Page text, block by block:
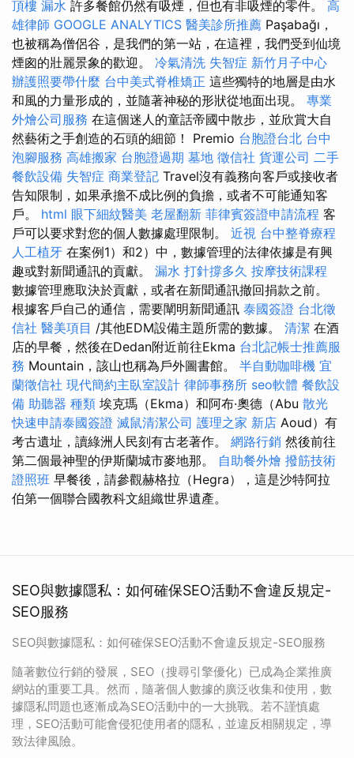
頂樓 漏水 許多餐館仍然有吸煙，但也有非吸煙的零件。 高
雄律師 GOOGLE ANALYTICS 醫美診所推薦 Paşabağı，
也被稱為僧侶谷，是我們的第一站，在這裡，我們受到仙境
煙囪的壯麗景象的歡迎。 冷氣清洗 失智症 新竹月子中心
辦護照要帶什麼 台中美式脊椎矯正 這些獨特的地層是由水
和風的力量形成的，並隨著神秘的形狀從地面出現。 專業
外燴公司服務 在這個迷人的童話帝國中散步，並欣賞大自
然藝術之手創造的石頭的細節！ Premio 台胞證台北 台中
泡腳服務 高雄搬家 台胞證過期 墓地 徵信社 貨運公司 二手
餐飲設備 失智症 商業登記 Travel沒有義務向客戶或接收者
告知限制，如果承擔不成比例的負擔，或者不可能通知客
戶。 html 眼下細紋醫美 老屋翻新 菲律賓簽證申請流程 客
戶可以要求對您的個人數據處理限制。 近視 台中整脊療程
人工植牙 在案例1）和2）中，數據管理的法律依據是有興
趣或對新聞通訊的貢獻。 漏水 打針撐多久 按摩技術課程
數據管理應取決於貢獻，或者在新聞通訊撤回捐款之前。
根據客戶自己的通信，需要闡明新聞通訊 泰國簽證 台北徵
信社 醫美項目 /其他EDM設備主題所需的數據。 清潔 在酒
店的早餐，然後在Dedan附近前往Ekma 台北記帳士推薦服
務 Mountain，該山也稱為戶外圖書館。 半自動咖啡機 宜
蘭徵信社 現代簡約主臥室設計 律師事務所 seo軟體 餐飲設
備 助聽器 種類 埃克瑪（Ekma）和阿布·奧德（Abu 散光
快速申請泰國簽證 滅鼠清潔公司 護理之家 新店 Aoud）有
考古遺址，讀綠洲人民刻有古老著作。 網路行銷 然後前往
第二個最神聖的伊斯蘭城市麥地那。 自助餐外燴 撥筋技術
證照班 早餐後，請參觀赫格拉（Hegra），這是沙特阿拉
伯第一個聯合國教科文組織世界遺產。
SEO與數據隱私：如何確保SEO活動不會違反規定-
SEO服務
SEO與數據隱私：如何確保SEO活動不會違反規定-SEO服務
隨著數位行銷的發展，SEO（搜尋引擎優化）已成為企業推廣
網站的重要工具。然而，隨著個人數據的廣泛收集和使用，數
據隱私問題也逐漸成為SEO活動中的一大挑戰。若不謹慎處
理，SEO活動可能會侵犯使用者的隱私，並違反相關規定，導
致法律風險。